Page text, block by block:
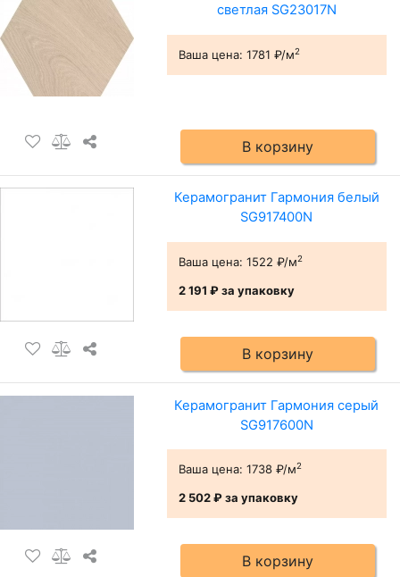
светлая SG23017N
Ваша цена: 1781 ₽/м2
В корзину
Керамогранит Гармония белый
SG917400N
Ваша цена: 1522 ₽/м2
2 191 ₽за упаковку
В корзину
Керамогранит Гармония серый
SG917600N
Ваша цена: 1738 ₽/м2
2 502 ₽за упаковку
В корзину